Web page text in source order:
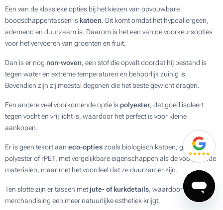
Een van de klassieke opties bij het kiezen van opvouwbare
boodschappentassen is katoen. Dit komt omdat het hypoallergeen,
ademend en duurzaam is. Daarom is het een van de voorkeursopties
voor het vervoeren van groenten en fruit.
Dan is er nog non-woven, een stof die opvalt doordat hij bestand is
tegen water en extreme temperaturen en behoorlijk zuinig is.
Bovendien zijn zij meestal degenen die het beste gewicht dragen.
Een andere veel voorkomende optie is polyester, dat goed isoleert
tegen vocht en vrij licht is, waardoor het perfect is voor kleine
aankopen.
Er is geen tekort aan eco-optieszoals biologisch katoen, gerecycled
polyester of rPET, met vergelijkbare eigenschappen als de voorgaande
materialen, maar met het voordeel dat ze duurzamer zijn.
Ten slotte zijn er tassen met jute- of kurkdetails, waardoor deze
merchandising een meer natuurlijke esthetiek krijgt.